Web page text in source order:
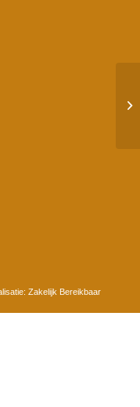
Zakelijk Bereikbaar